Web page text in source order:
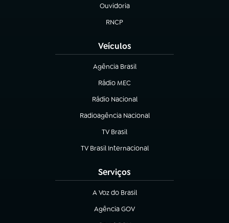
Ouvidoria
(abre em nova aba)
RNCP
(abre em nova aba)
Veículos
Agência Brasil
(abre em nova aba)
Rádio MEC
(abre em nova aba)
Rádio Nacional
Radioagência Nacional
(abre em nova aba)
TV Brasil
(abre em nova aba)
TV Brasil Internacional
(abre em nova aba)
Serviços
A Voz do Brasil
(abre em nova aba)
Agência GOV
(abre em nova aba)